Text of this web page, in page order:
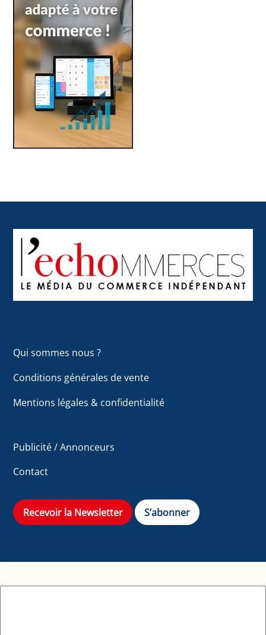
To
Top
Qui sommes nous ?
Conditions générales de vente
Mentions légales & confidentialité
Publicité / Annonceurs
Contact
Recevoir la Newsletter S’abonner